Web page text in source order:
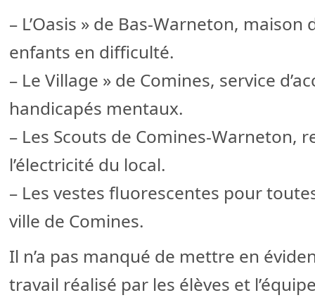
– L’Oasis » de Bas-Warneton,
enfants en difficulté.
– Le Village » de Comines, service
handicapés mentaux.
– Les Scouts de Comines-Warneton,
l’électricité du local.
– Les vestes fluorescentes pour
ville de Comines.
Il n’a pas manqué de mettre en
travail réalisé par les élèves et